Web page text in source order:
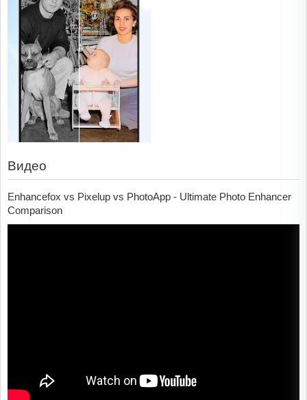
Видео
Enhancefox vs Pixelup vs PhotoApp - Ultimate Photo Enhancer
Comparison